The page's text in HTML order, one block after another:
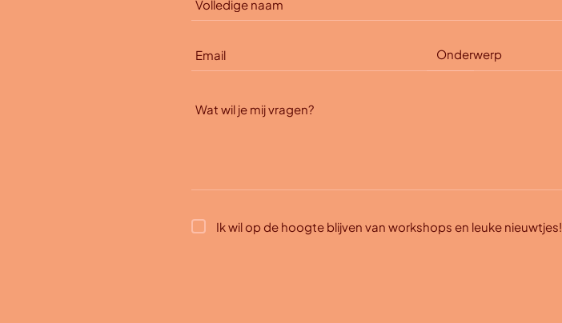
Ik wil op de hoogte blijven van workshops en leuke nieuwtjes!